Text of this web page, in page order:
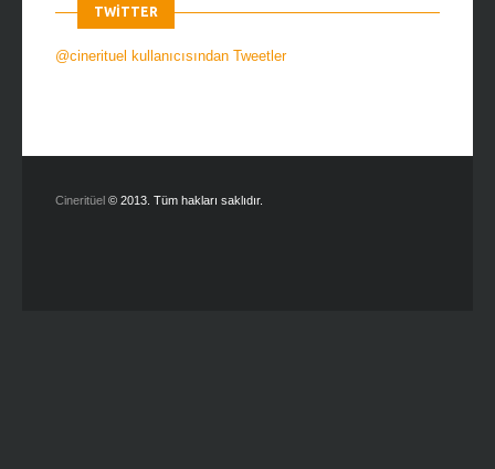
TWITTER
@cinerituel kullanıcısından Tweetler
Cineritüel © 2013. Tüm hakları saklıdır.